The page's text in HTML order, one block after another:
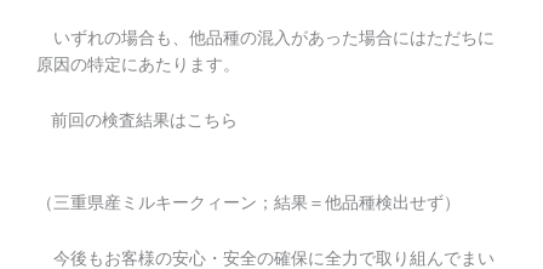
いずれの場合も、他品種の混入があった場合にはただちに
原因の特定にあたります。
前回の検査結果はこちら
（三重県産ミルキークィーン；結果＝他品種検出せず）
今後もお客様の安心・安全の確保に全力で取り組んでまい